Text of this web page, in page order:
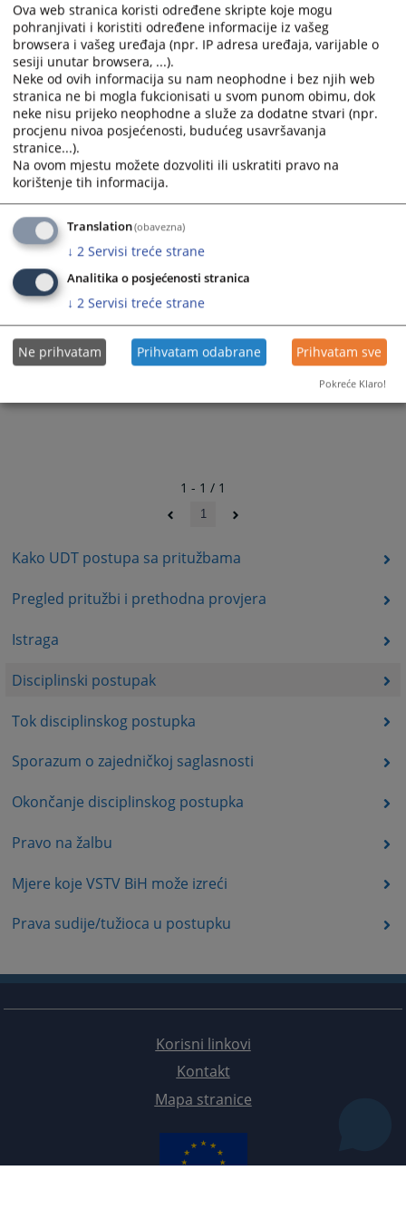
Kako UDT postupa sa pritužbama
Pregled pritužbi i prethodna provjera
Istraga
Disciplinski postupak
Tok disciplinskog postupka
Sporazum o zajedničkoj saglasnosti
Okončanje disciplinskog postupka
Pravo na žalbu
Mjere koje VSTV BiH može izreći
Prava sudije/tužioca u postupku
disciplinskim postupcima koji se vode protiv tužilaca,
većina članova disciplinske komisije su tužioci.
Disciplinski postupak može trajati do godinu dana, ali
taj rok VSTV BiH može produžiti iz opravdanih razloga.
Moguće je, ali iznimno rijetko u praksi, da podnosilac
pritužbe u toku disciplinskog postupka bude pozvan u
svojstvu svjedoka.
5116
1 - 1 / 1
1
Korisni linkovi
Kontakt
Mapa stranice
Ova web stranica koristi određene skripte koje mogu
pohranjivati i koristiti određene informacije iz vašeg
browsera i vašeg uređaja (npr. IP adresa uređaja, varijable o
sesiji unutar browsera, ...).
Neke od ovih informacija su nam neophodne i bez njih web
stranica ne bi mogla fukcionisati u svom punom obimu, dok
neke nisu prijeko neophodne a služe za dodatne stvari (npr.
procjenu nivoa posjećenosti, budućeg usavršavanja
stranice...).
Na ovom mjestu možete dozvoliti ili uskratiti pravo na
korištenje tih informacija.
Translation(obavezna)
↓ 2 Servisi treće strane
Analitika o posjećenosti stranica
↓ 2 Servisi treće strane
Ne prihvatam Prihvatam odabrane Prihvatam sve
Pokreće Klaro!